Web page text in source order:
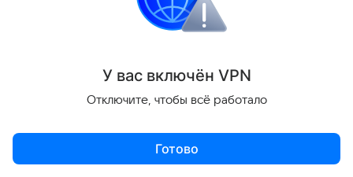
действовать осторожно, чтобы не повредить
Поделиться
Актуальное Топ дня Видео Приложение
У вас включён VPN
Отключите, чтобы всё работало
Готово